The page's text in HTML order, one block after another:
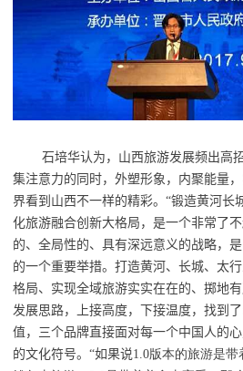
石培华认为 ， 山西旅游发展频出高
集注意力的同时，外塑形象，内聚能量
界看到山西不一样的精彩。“锻造黄河长
化旅游融合创新大格局，是一个非常了
的、全局性的、具有深远意义的战略，
的一个重要举措。打造黄河、长城、太
格局、实现全域旅游实实在在的、掷地
发展思路，上接高度，下接温度，找到
值，三个品牌直接面对每一个中国人的
的文化符号。“如果说1.0版本的旅游是带